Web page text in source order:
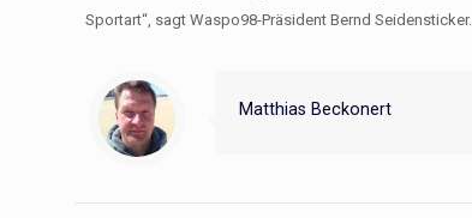
Sportart“, sagt Waspo98-Präsident Bernd Seidensticker.
Matthias Beckonert